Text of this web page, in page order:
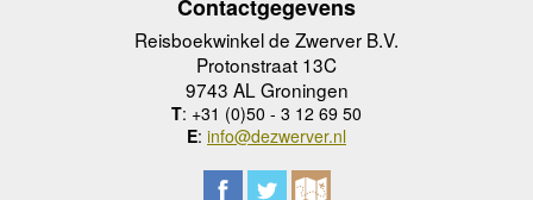
Contactgegevens
Reisboekwinkel de Zwerver B.V.
Protonstraat 13C
9743 AL Groningen
T: +31 (0)50 - 3 12 69 50
E: info@dezwerver.nl